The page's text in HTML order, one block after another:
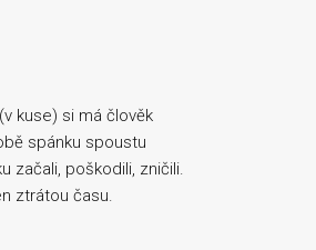
kuse) si má člověk
spánku spoustu
začali, poškodili, zničili.
ztrátou času.